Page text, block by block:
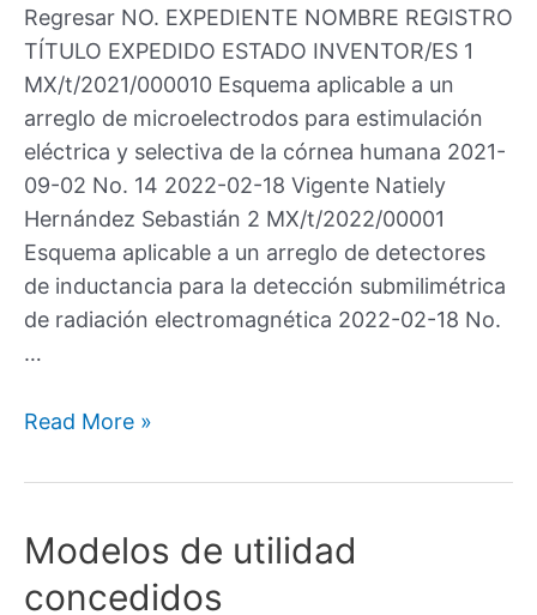
Regresar NO. EXPEDIENTE NOMBRE REGISTRO
TÍTULO EXPEDIDO ESTADO INVENTOR/ES 1
MX/t/2021/000010 Esquema aplicable a un
arreglo de microelectrodos para estimulación
eléctrica y selectiva de la córnea humana 2021-
09-02 No. 14 2022-02-18 Vigente Natiely
Hernández Sebastián 2 MX/t/2022/00001
Esquema aplicable a un arreglo de detectores
de inductancia para la detección submilimétrica
de radiación electromagnética 2022-02-18 No.
…
Read More »
Modelos de utilidad
concedidos